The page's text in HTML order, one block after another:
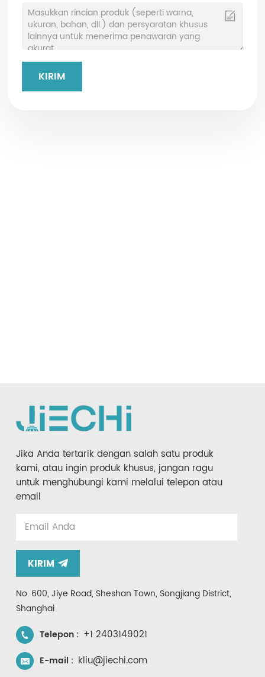
KIRIM
Jika Anda tertarik dengan salah satu produk
kami, atau ingin produk khusus, jangan ragu
untuk menghubungi kami melalui telepon atau
email
KIRIM
No. 600, Jiye Road, Sheshan Town, Songjiang District,
Shanghai
Telepon : +1 2403149021
E-mail : kliu@jiechi.com